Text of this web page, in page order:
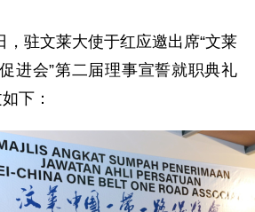
，驻文莱大使于红应邀出席“文莱
进会”第二届理事宣誓就职典礼
下：